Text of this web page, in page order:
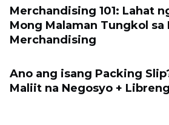
Merchandising 101: Lahat
Mong Malaman Tungkol
Merchandising
Ano ang isang Packing
Maliit na Negosyo +